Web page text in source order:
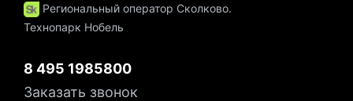
Региональный оператор Сколково.
Технопарк Нобель
8 495 1985800
Заказать звонок